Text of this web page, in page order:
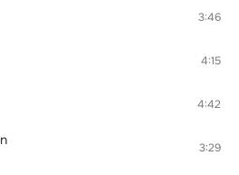
3:46
4:15
4:42
3:29